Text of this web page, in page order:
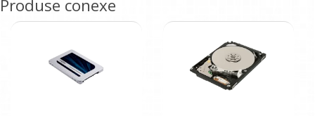
Produse conexe